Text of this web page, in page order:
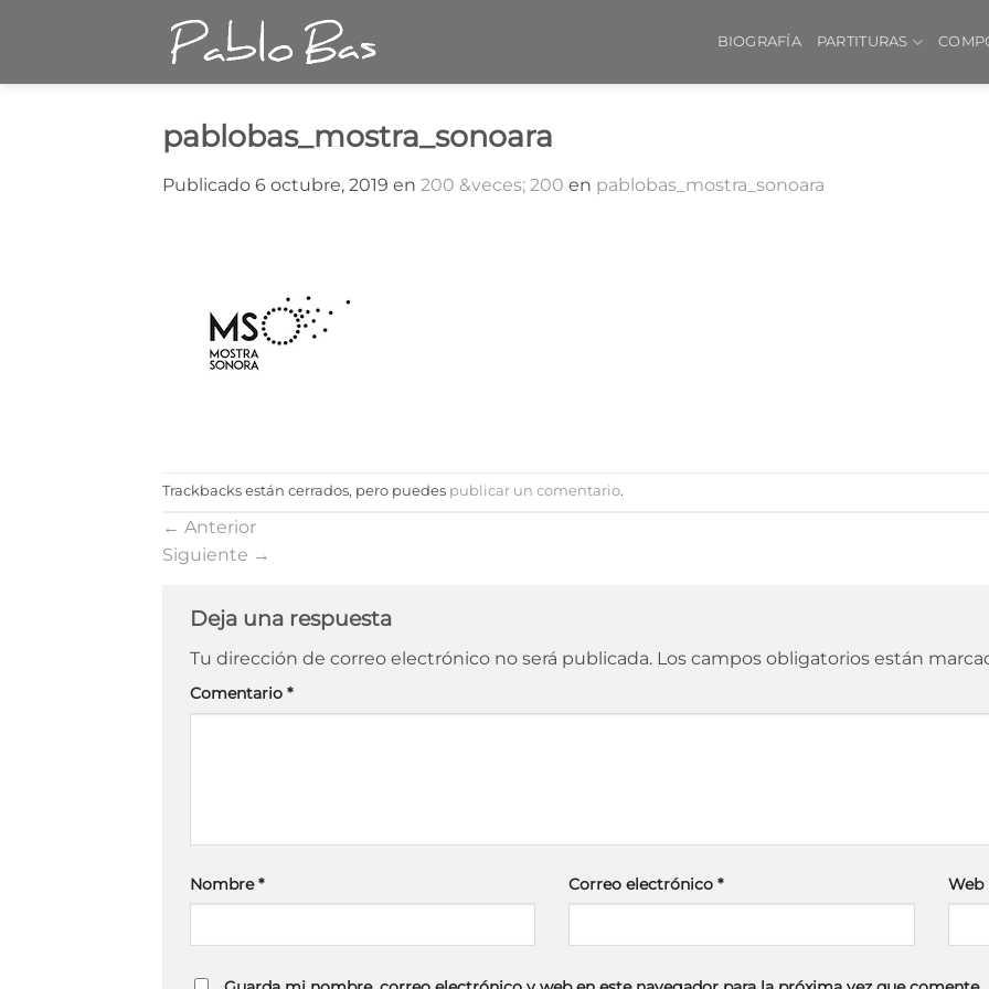
BIOGRAFÍA PARTITURAS
pablobas_mostra_sonoara
Publicado 6 octubre, 2019 en 200 &veces; 200 en pablobas_mostra_sonoara
Trackbacks están cerrados, pero puedes publicar un comentario.
← Anterior
Siguiente →
Deja una respuesta
Tu dirección de correo electrónico no será publicada. Los campos obligatorios están
Comentario *
Nombre* Correo electrónico* Web